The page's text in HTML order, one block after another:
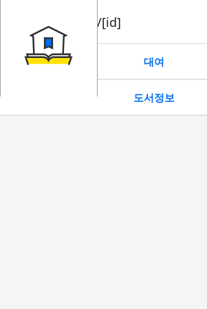
book/rent/[id]
대여
도서정보